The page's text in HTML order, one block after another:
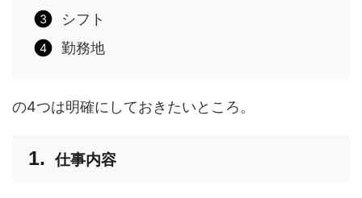
シフト
勤務地
の4つは明確にしておきたいところ。
仕事内容